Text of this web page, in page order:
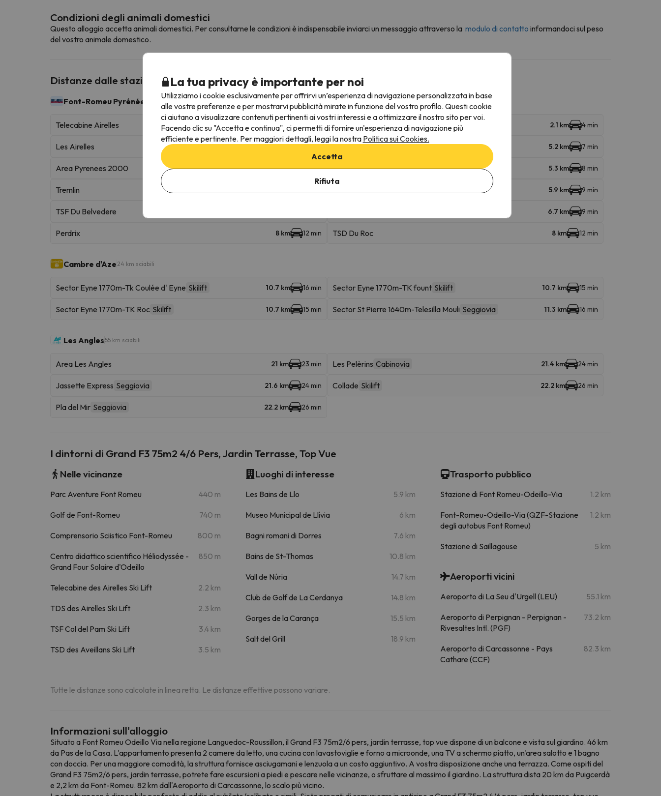
Condizioni degli animali domestici
Questo alloggio accetta animali domestici. Per consultarne le condizioni è indispensabile inviarci un messaggio attraverso la modulo di contatto informandoci sul peso
del vostro animale domestico.
Distanze dalle stazioni sciistiche vicine
Font-Romeu Pyrénées 2000
Telecabine Airelles 2.1 km 4 min Area Font Romeu 2.1 km 4 min
Les Airelles 5.2 km 7 min Sud I & II 5.2 km 7 min
Area Pyrenees 2000 5.2 km 7 min Isard 5.3 km 8 min
Tremlin 5.9 km 9 min
TSF Du Belvedere 6.7 km 9 min
Perdrix 8 km 12 min TSD Du Roc 8 km 12 min
Cambre d'Aze 24 km sciabili
Sector Eyne 1770m-Tk Coulée d' Eyne Skilift 10.7 km 16 min Sector Eyne 1770m-TK fount Skilift 10.7 km 15 min
Sector Eyne 1770m-TK Roc Skilift 10.7 km 15 min Sector St Pierre 1640m-Telesilla Mouli Seggiovia 11.3 km 16 min
Les Angles 55 km sciabili
Area Les Angles 21 km 23 min Les Pelèrins Cabinovia 21.4 km 24 min
Jassette Express Seggiovia 21.6 km 24 min Collade Skilift 22.2 km 26 min
Pla del Mir Seggiovia 22.2 km 26 min
I dintorni di Grand F3 75m2 4/6 Pers, Jardin Terrasse, Top Vue
Nelle vicinanze
Parc Aventure Font Romeu 440 m
Golf de Font-Romeu 740 m
Comprensorio Sciistico Font-Romeu 800 m
Centro didattico scientifico Héliodyssée -
Grand Four Solaire d'Odeillo
850 m
Telecabine des Airelles Ski Lift 2.2 km
TDS des Airelles Ski Lift 2.3 km
TSF Col del Pam Ski Lift 3.4 km
TSD des Aveillans Ski Lift 3.5 km
Luoghi di interesse
Les Bains de Llo 5.9 km
Museo Municipal de Llívia 6 km
Bagni romani di Dorres 7.6 km
Bains de St-Thomas 10.8 km
Vall de Núria 14.7 km
Club de Golf de La Cerdanya 14.8 km
Gorges de la Carança 15.5 km
Salt del Grill 18.9 km
Trasporto pubblico
Stazione di Font Romeu-Odeillo-Via 1.2 km
Font-Romeu-Odeillo-Via (QZF-Stazione
degli autobus Font Romeu)
1.2 km
Stazione di Saillagouse 5 km
Aeroporti vicini
Aeroporto di La Seu d'Urgell (LEU) 55.1 km
Aeroporto di Perpignan - Perpignan -
Rivesaltes Intl. (PGF)
73.2 km
Aeroporto di Carcassonne - Pays
Cathare (CCF)
82.3 km
Tutte le distanze sono calcolate in linea retta. Le distanze effettive possono variare.
Informazioni sull'alloggio
Situato a Font Romeu Odeillo Via nella regione Languedoc-Roussillon, il Grand F3 75m2/6 pers, jardin terrasse, top vue dispone di un balcone e vista sul giardino. 46 km
da Pas de la Casa. L'appartamento presenta 2 camere da letto, una cucina con lavastoviglie e forno a microonde, una TV a schermo piatto, un'area salotto e 1 bagno
con doccia. Per una maggiore comodità, la struttura fornisce asciugamani e lenzuola a un costo aggiuntivo. A vostra disposizione anche una terrazza. Come ospiti del
Grand F3 75m2/6 pers, jardin terrasse, potrete fare escursioni a piedi e pescare nelle vicinanze, o sfruttare al massimo il giardino. La struttura dista 20 km da Puigcerdà
e 2,2 km da Font-Romeu. 82 km dall'Aeroporto di Carcassonne, lo scalo più vicino.
La tua privacy è importante per noi
Utilizziamo i cookie esclusivamente per offrirvi un’esperienza di navigazione personalizzata in base
alle vostre preferenze e per mostrarvi pubblicità mirate in funzione del vostro profilo. Questi cookie
ci aiutano a visualizzare contenuti pertinenti ai vostri interessi e a ottimizzare il nostro sito per voi.
Facendo clic su "Accetta e continua", ci permetti di fornire un'esperienza di navigazione più
efficiente e pertinente. Per maggiori dettagli, leggi la nostra Politica sui Cookies.
Accetta
Rifiuta